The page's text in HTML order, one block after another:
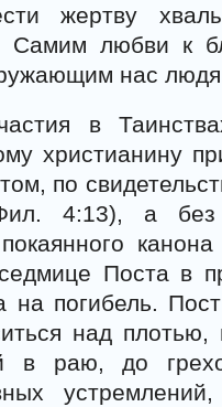
жертву
Самим любви к
нас
в
христианину
по
4:13), а без
Поста в
на погибель.
над плотью,
в раю, до